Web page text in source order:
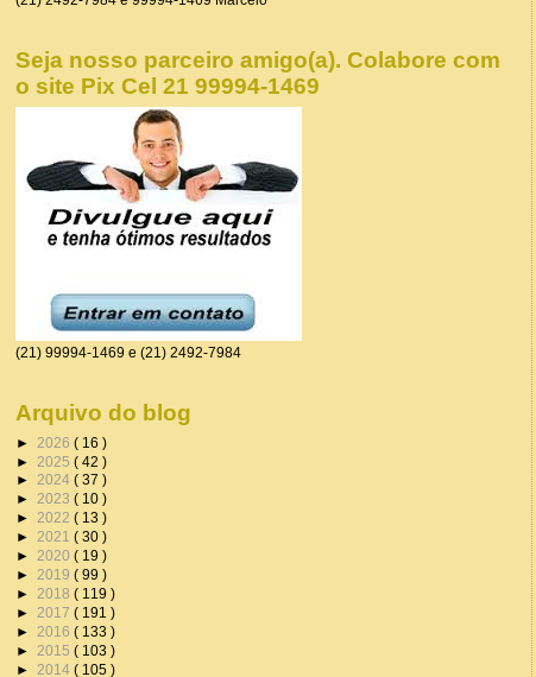
Seja nosso parceiro amigo(a). Colabore com
o site Pix Cel 21 99994-1469
(21) 99994-1469 e (21) 2492-7984
Arquivo do blog
► 2026 ( 16 )
► 2025 ( 42 )
► 2024 ( 37 )
► 2023 ( 10 )
► 2022 ( 13 )
► 2021 ( 30 )
► 2020 ( 19 )
► 2019 ( 99 )
► 2018 ( 119 )
► 2017 ( 191 )
► 2016 ( 133 )
► 2015 ( 103 )
► 2014 ( 105 )